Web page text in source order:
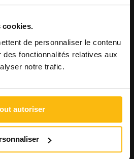
cookies.
de personnaliser le contenu
fonctionnalités relatives aux
notre trafic.
autoriser
AGENDA
un événement
l'agenda
les formations
ANNONCES
une annonce
les annonces